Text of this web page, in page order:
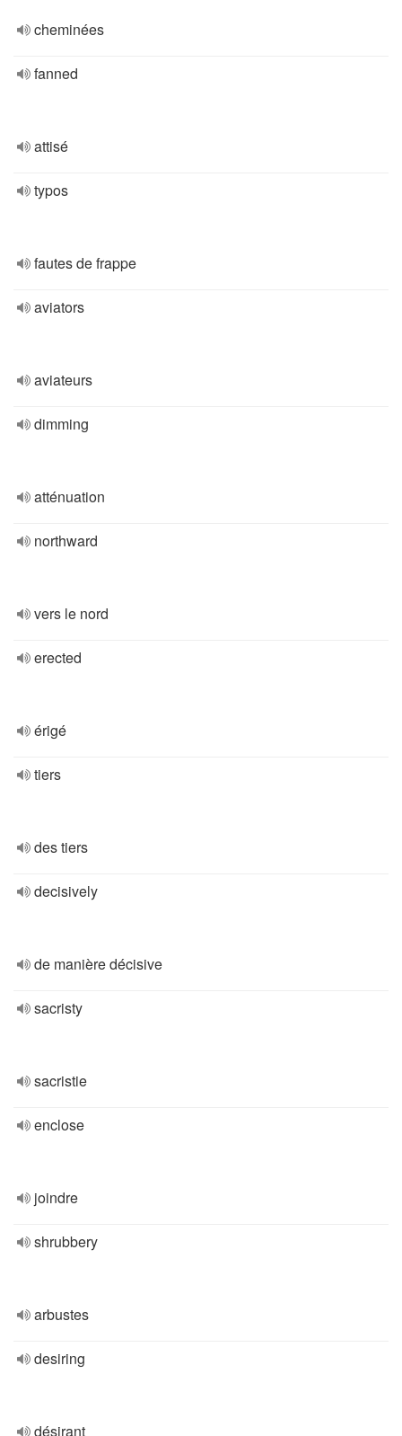
cheminées
fanned
attisé
typos
fautes de frappe
aviators
aviateurs
dimming
atténuation
northward
vers le nord
erected
érigé
tiers
des tiers
decisively
de manière décisive
sacristy
sacristie
enclose
joindre
shrubbery
arbustes
desiring
désirant